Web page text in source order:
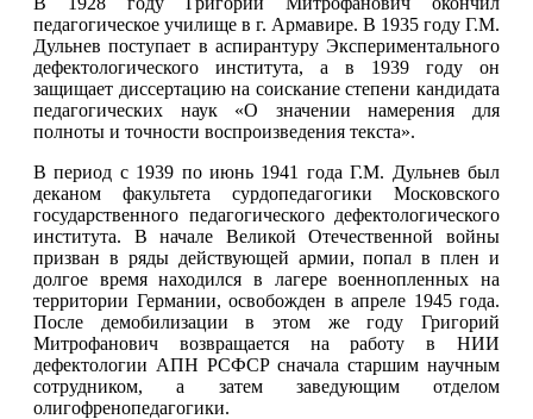
педагогическое училище в г. Армавире. В 1935 году Г.М.
Дульнев поступает в аспирантуру Экспериментального
дефектологического института, а в 1939 году он
защищает диссертацию на соискание степени кандидата
педагогических наук «О значении намерения для
полноты и точности воспроизведения текста».
В период с 1939 по июнь 1941 года Г.М. Дульнев был
деканом факультета сурдопедагогики Московского
государственного педагогического дефектологического
института. В начале Великой Отечественной войны
призван в ряды действующей армии, попал в плен и
долгое время находился в лагере военнопленных на
территории Германии, освобожден в апреле 1945 года.
После демобилизации в этом же году Григорий
Митрофанович возвращается на работу в НИИ
дефектологии АПН РСФСР сначала старшим научным
сотрудником, а затем заведующим отделом
олигофренопедагогики.